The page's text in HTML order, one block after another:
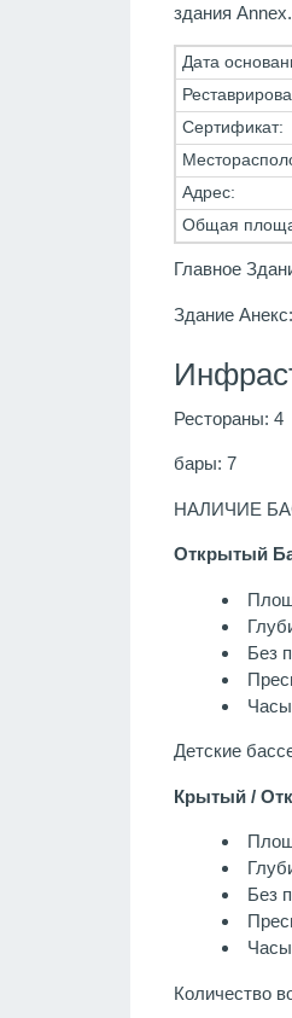
здания
Дата
Сертификат:
Адрес:
Общая
Главное
Здание
Рестораны: 4
бары: 7
НАЛИЧИЕ
Открытый
Без
Детские
Крытый /
Без
Количество